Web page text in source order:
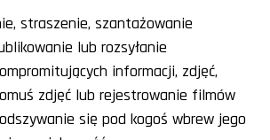
straszenie, szantażowanie
lub rozsyłanie
informacji, zdjęć,
zdjęć lub rejestrowanie filmów
się pod kogoś wbrew jego